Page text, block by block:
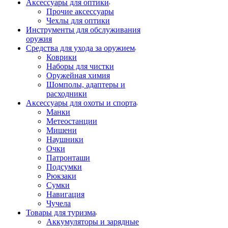
Аксессуары для оптики
Прочие аксессуары
Чехлы для оптики
Инструменты для обслуживания
оружия
Средства для ухода за оружием
Коврики
Наборы для чистки
Оружейная химия
Шомполы, адаптеры и
расходники
Аксессуары для охоты и спорта
Манки
Метеостанции
Мишени
Наушники
Очки
Патронташи
Подсумки
Рюкзаки
Сумки
Навигация
Чучела
Товары для туризма
Аккумуляторы и зарядные